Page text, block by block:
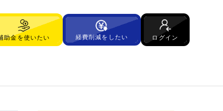
助金を使いたい 経費削減をしたい ログイン